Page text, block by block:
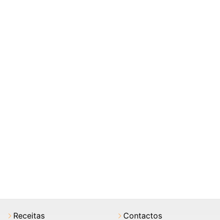
Receitas Contactos